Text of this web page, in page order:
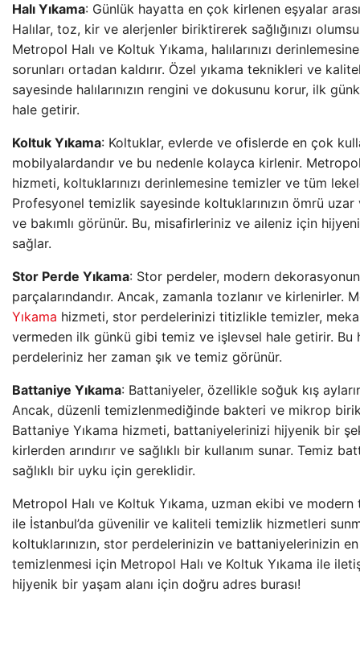
Halı Yıkama: Günlük hayatta en çok kirlenen eşyalar
Halılar, toz, kir ve alerjenler biriktirerek sağlığınızı
Metropol Halı ve Koltuk Yıkama, halılarınızı
sorunları ortadan kaldırır. Özel yıkama teknikleri ve
sayesinde halılarınızın rengini ve dokusunu korur, ilk
hale getirir.
Koltuk Yıkama: Koltuklar, evlerde ve ofislerde en çok
mobilyalardandır ve bu nedenle kolayca kirlenir.
hizmeti, koltuklarınızı derinlemesine temizler ve tüm
Profesyonel temizlik sayesinde koltuklarınızın ömrü
ve bakımlı görünür. Bu, misafirleriniz ve aileniz için
sağlar.
Stor Perde Yıkama: Stor perdeler, modern
parçalarındandır. Ancak, zamanla tozlanır ve kirlenirler.
Yıkama hizmeti, stor perdelerinizi titizlikle temizler,
vermeden ilk günkü gibi temiz ve işlevsel hale getirir. Bu
perdeleriniz her zaman şık ve temiz görünür.
Battaniye Yıkama: Battaniyeler, özellikle soğuk kış
Ancak, düzenli temizlenmediğinde bakteri ve mikrop
Battaniye Yıkama hizmeti, battaniyelerinizi hijyenik bir
kirlerden arındırır ve sağlıklı bir kullanım sunar. Temiz
sağlıklı bir uyku için gereklidir.
Metropol Halı ve Koltuk Yıkama, uzman ekibi ve modern
ile İstanbul’da güvenilir ve kaliteli temizlik hizmetleri
koltuklarınızın, stor perdelerinizin ve battaniyelerinizin
temizlenmesi için Metropol Halı ve Koltuk Yıkama ile
hijyenik bir yaşam alanı için doğru adres burası!